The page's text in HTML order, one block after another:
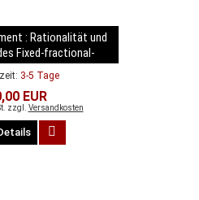
: Rationalität und
Fixed-fractional-
3-5 Tage
EUR
zzgl. Versandkosten